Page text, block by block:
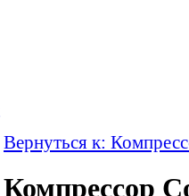
Вернуться к:
Компрессор